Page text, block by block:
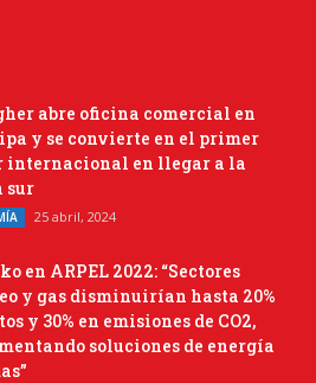
abre oficina comercial en
y se convierte en el primer
internacional en llegar a la
sur
25 abril, 2024
en ARPEL 2022: “Sectores
y gas disminuirían hasta 20%
y 30% en emisiones de CO2,
soluciones de energía